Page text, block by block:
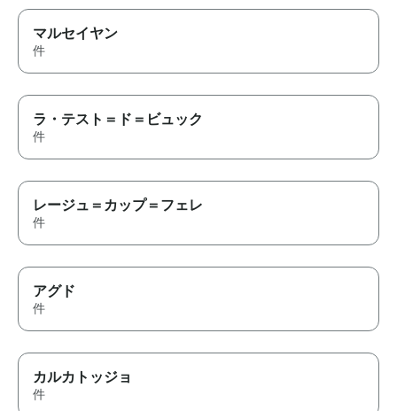
マルセイヤン
件
ラ・テスト＝ド＝ビュック
件
レージュ＝カップ＝フェレ
件
アグド
件
カルカトッジョ
件